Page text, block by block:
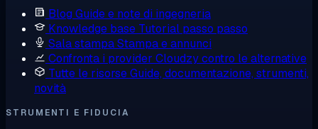
Blog Guide e note di ingegneria
Knowledge base Tutorial passo passo
Sala stampaStampa e annunci
Confronta i provider Cloudzy contro le alternative
Tutte le risorseGuide, documentazione, strumenti,
novità
STRUMENTI E FIDUCIA